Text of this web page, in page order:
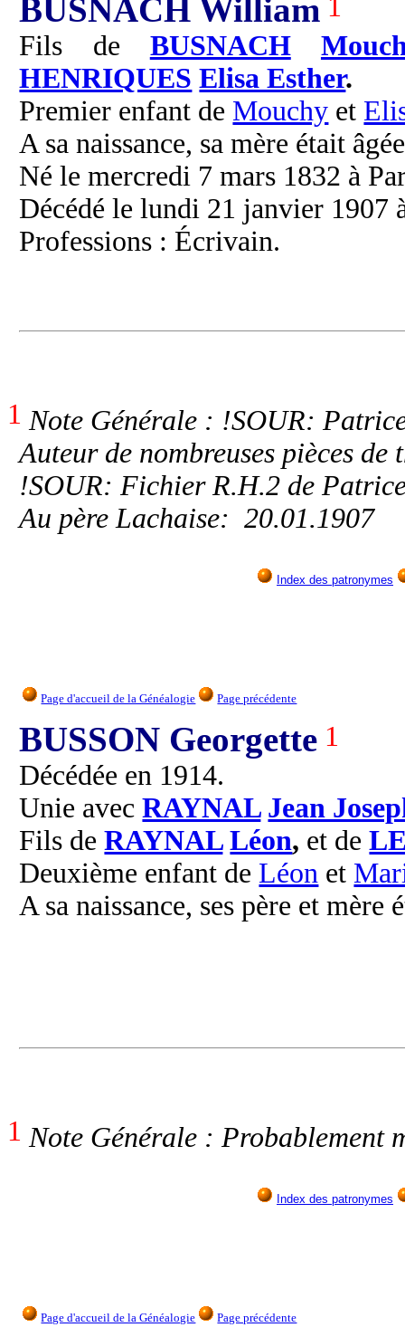
BUSNACH William 1
Fils de BUSNACH
HENRIQUES Elisa Esther.
Premier enfant de Mouchy et
A sa naissance, sa mère était
Né le mercredi 7 mars 1832 à
Décédé le lundi 21 janvier 1907
Professions : Écrivain.
1 Note Générale : !SOUR:
Auteur de nombreuses pièces de
!SOUR: Fichier R.H.2 de
Au père Lachaise: 20.01.1907
Index des patronymes
Page d'accueil de la Généalogie Page précédente
BUSSON Georgette 1
Décédée en 1914.
Unie avecRAYNAL Jean
Fils deRAYNAL Léon, et de
Deuxième enfant de Léon et
A sa naissance, ses père et mère
1 Note Générale : Probablement
Index des patronymes
Page d'accueil de la Généalogie Page précédente